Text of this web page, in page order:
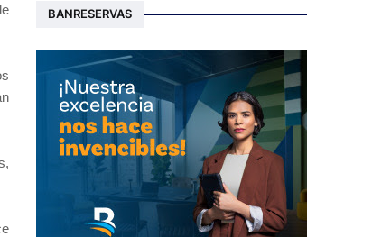
BANRESERVAS